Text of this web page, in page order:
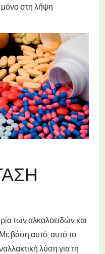
μόνο στη λήψη
των αλκαλοειδών και
Με βάση αυτό, αυτό το
λύση για τη